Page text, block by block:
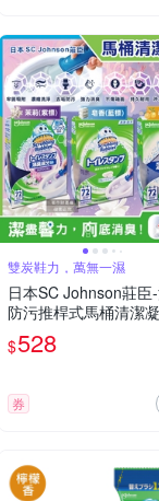
雙炭鞋力，萬無一濕
日本SC Johnson莊臣
防污推桿式馬桶清潔
g+推桿1支/盒(便器去
換補充清潔劑,廁所免
720次)
$528
券